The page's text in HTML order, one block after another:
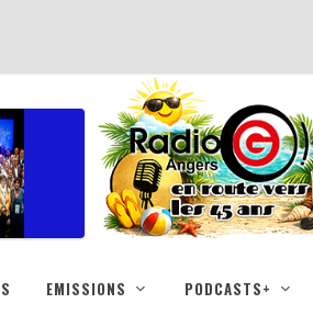
EMISSIONS PODCASTS+